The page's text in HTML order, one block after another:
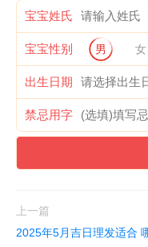
宝宝姓氏
宝宝性别 男 女
出生日期
禁忌用字
上一篇
2025年5月吉日理发适合